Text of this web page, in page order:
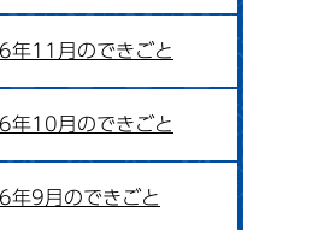
年11月のできごと
年10月のできごと
年9月のできごと